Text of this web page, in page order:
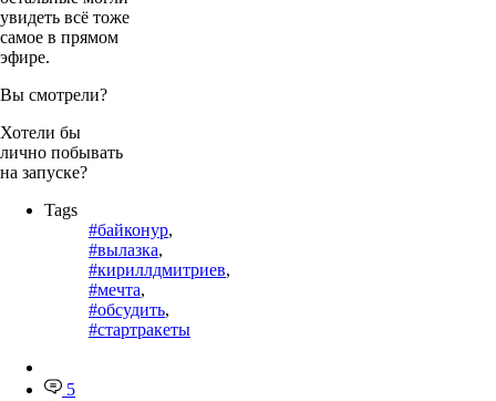
увидеть всё тоже
самое в прямом
эфире.
Вы смотрели?
Хотели бы
лично побывать
на запуске?
Tags
#байконур,
#вылазка,
#кириллдмитриев,
#мечта,
#обсудить,
#стартракеты
5